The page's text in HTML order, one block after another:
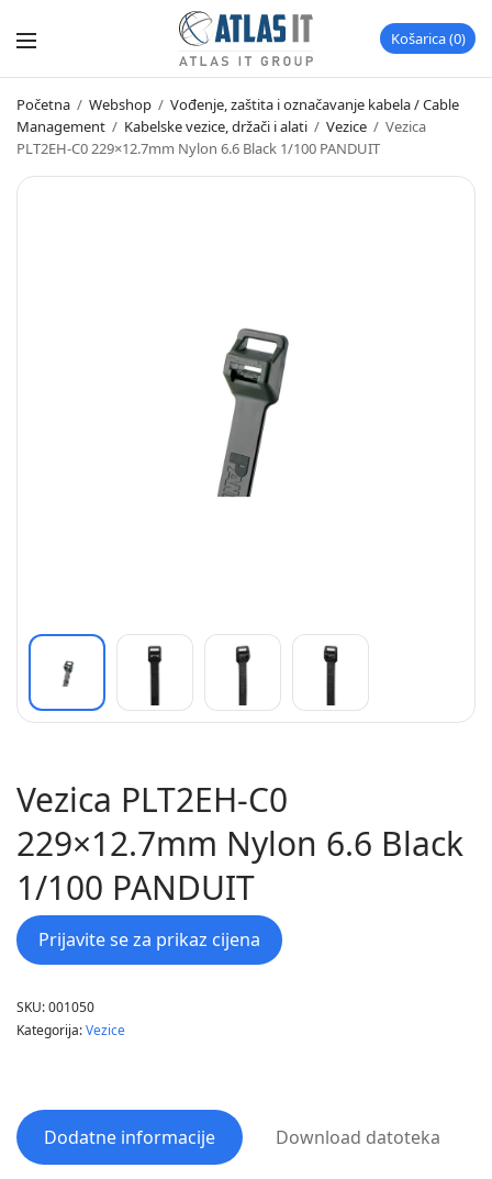
Košarica 0
Početna / Webshop / Vođenje, zaštita i označavanje kabela / Cable
Management / Kabelske vezice, držači i alati / Vezice / Vezica
PLT2EH-C0 229×12.7mm Nylon 6.6 Black 1/100 PANDUIT
Vezica PLT2EH-C0
229×12.7mm Nylon 6.6 Black
1/100 PANDUIT
Prijavite se za prikaz cijena
SKU:001050
Kategorija:Vezice
Dodatne informacije Download datoteka